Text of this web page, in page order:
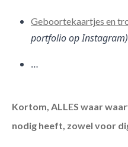
Geboortekaartjes en
portfolio op Instagram)
…
Kortom, ALLES waar
nodig heeft, zowel voor